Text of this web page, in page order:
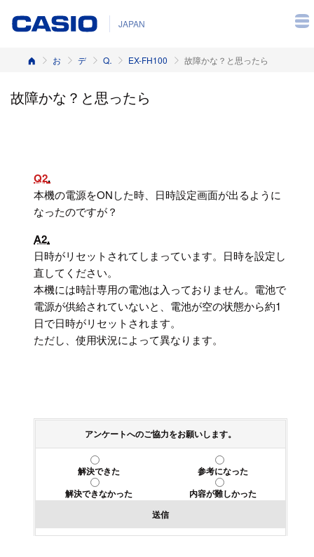
JAPAN
ホーム お客様サポート デジタルカメラ Q&A（よくある質問と答え） EX-FH100 故障かな？と思ったら
故障かな？と思ったら
Q2
本機の電源をONした時、日時設定画面が出るように
なったのですが？
A2
日時がリセットされてしまっています。日時を設定し
直してください。
本機には時計専用の電池は入っておりません。電池で
電源が供給されていないと、電池が空の状態から約1
日で日時がリセットされます。
ただし、使用状況によって異なります。
アンケートへのご協力をお願いします。
解決できた
参考になった
解決できなかった
内容が難しかった
送信